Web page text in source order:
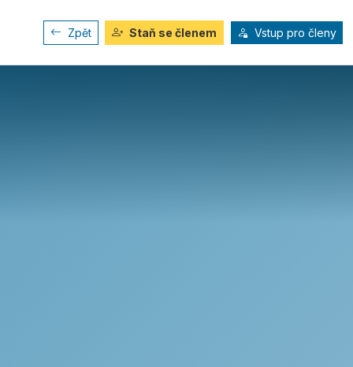
Zpět Staň se členem Vstup pro členy